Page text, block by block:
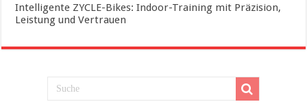
Intelligente ZYCLE-Bikes: Indoor-Training mit Präzision,
Leistung und Vertrauen